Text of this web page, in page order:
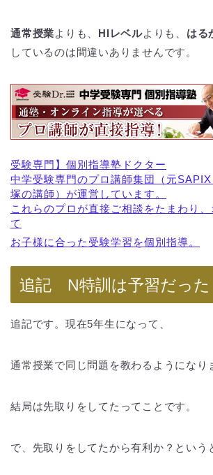
通常授業よりも、 HIレベルよりも、 はる
しているのは間違いありませんです。
受験専門】個別指導塾ドクター
中学受験専門のプロ講師集団（元
塚の講師）が運営しています。
これらのプロが直接ご相談をたまわり
て
お子様に合った受験学習を個別指導。
追記 N特訓は予習だった
追記です。現在5年生になって、
通常授業で同じ問題を教わるようになり
結局は先取りをしてたってことです。
で、先取りをしてたから有利か？という